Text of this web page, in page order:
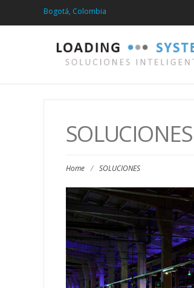
Bogotá, Colombia
SOLUCIONES
Home / SOLUCIONES